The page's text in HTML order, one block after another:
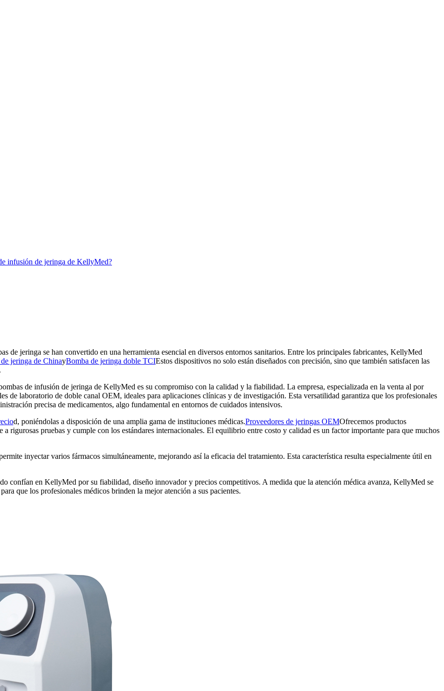
infusión de jeringa de KellyMed?
de jeringa se han convertido en una herramienta esencial en diversos entornos sanitarios. Entre los principales fabricantes, KellyMed
jeringa de ChinayBomba de jeringa doble TCIEstos dispositivos no solo están diseñados con precisión, sino que también satisfacen las
de infusión de jeringa de KellyMed es su compromiso con la calidad y la fiabilidad. La empresa, especializada en la venta al por
de laboratorio de doble canal OEM, ideales para aplicaciones clínicas y de investigación. Esta versatilidad garantiza que los profesionales
precisa de medicamentos, algo fundamental en entornos de cuidados intensivos.
d, poniéndolas a disposición de una amplia gama de instituciones médicas.Proveedores de jeringas OEMOfrecemos productos
rigurosas pruebas y cumple con los estándares internacionales. El equilibrio entre costo y calidad es un factor importante para que muchos
inyectar varios fármacos simultáneamente, mejorando así la eficacia del tratamiento. Esta característica resulta especialmente útil en
confían en KellyMed por su fiabilidad, diseño innovador y precios competitivos. A medida que la atención médica avanza, KellyMed se
que los profesionales médicos brinden la mejor atención a sus pacientes.